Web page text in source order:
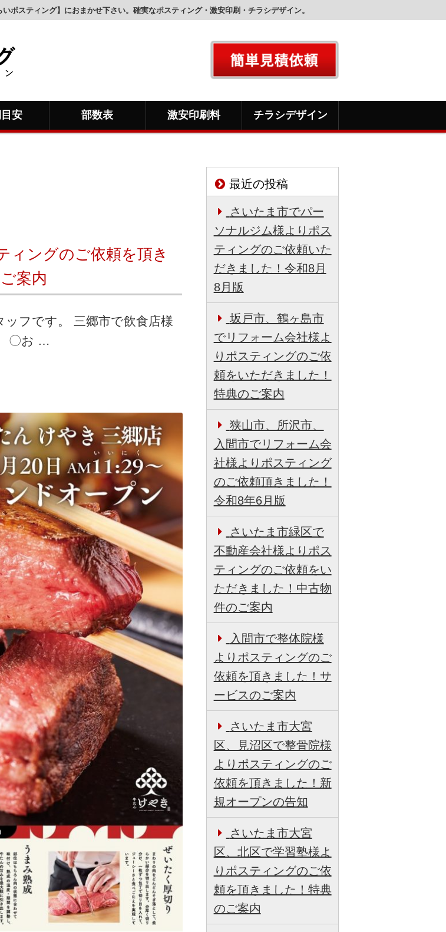
ポスティング】におまかせ下さい。確実なポスティング・激安印刷・チラシデザイン。
安 部数表 激安印刷料 チラシデザイン
ィングのご依頼を頂き
案内
フです。 三郷市で飲食店様
〇お …
最近の投稿
さいたま市でパー
ソナルジム様よりポス
ティングのご依頼いた
だきました！令和8月
8月版
坂戸市、鶴ヶ島市
でリフォーム会社様よ
りポスティングのご依
頼をいただきました！
特典のご案内
狭山市、所沢市、
入間市でリフォーム会
社様よりポスティング
のご依頼頂きました！
令和8年6月版
さいたま市緑区で
不動産会社様よりポス
ティングのご依頼をい
ただきました！中古物
件のご案内
入間市で整体院様
よりポスティングのご
依頼を頂きました！サ
ービスのご案内
さいたま市大宮
区、見沼区で整骨院様
よりポスティングのご
依頼を頂きました！新
規オープンの告知
さいたま市大宮
区、北区で学習塾様よ
りポスティングのご依
頼を頂きました！特典
のご案内